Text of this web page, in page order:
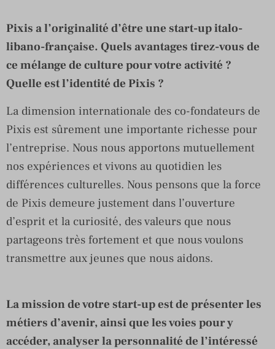
Pixis a l’originalité d’être une start-up italo-
libano-française. Quels avantages tirez-vous de
ce mélange de culture pour votre activité ?
Quelle est l’identité de Pixis ?
La dimension internationale des co-fondateurs de
Pixis est sûrement une importante richesse pour
l’entreprise. Nous nous apportons mutuellement
nos expériences et vivons au quotidien les
différences culturelles. Nous pensons que la force
de Pixis demeure justement dans l’ouverture
d’esprit et la curiosité, des valeurs que nous
partageons très fortement et que nous voulons
transmettre aux jeunes que nous aidons.
La mission de votre start-up est de présenter les
métiers d’avenir, ainsi que les voies pour y
accéder, analyser la personnalité de l’intéressé